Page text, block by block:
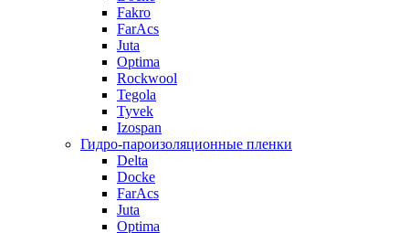
Fakro
FarAcs
Juta
Optima
Rockwool
Tegola
Tyvek
Izospan
Гидро-пароизоляционные пленки
Delta
Docke
FarAcs
Juta
Optima